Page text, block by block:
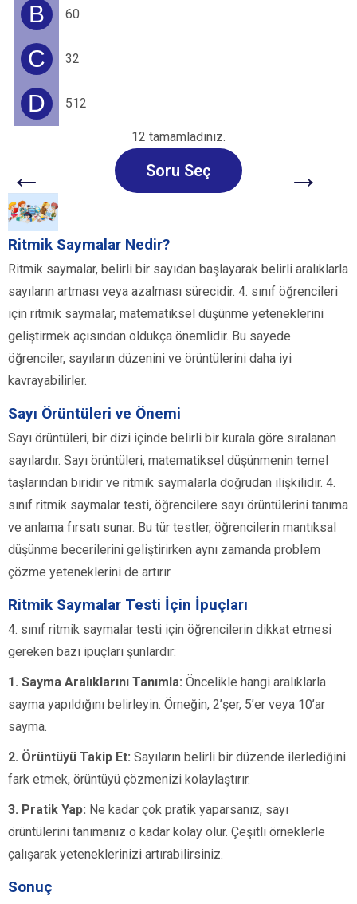
B 60
C 32
D 512
12 tamamladınız.
← Soru Seç →
Ritmik Saymalar Nedir?
Ritmik saymalar, belirli bir sayıdan başlayarak belirli aralıklarla
sayıların artması veya azalması sürecidir. 4. sınıf öğrencileri
için ritmik saymalar, matematiksel düşünme yeteneklerini
geliştirmek açısından oldukça önemlidir. Bu sayede
öğrenciler, sayıların düzenini ve örüntülerini daha iyi
kavrayabilirler.
Sayı Örüntüleri ve Önemi
Sayı örüntüleri, bir dizi içinde belirli bir kurala göre sıralanan
sayılardır. Sayı örüntüleri, matematiksel düşünmenin temel
taşlarından biridir ve ritmik saymalarla doğrudan ilişkilidir. 4.
sınıf ritmik saymalar testi, öğrencilere sayı örüntülerini tanıma
ve anlama fırsatı sunar. Bu tür testler, öğrencilerin mantıksal
düşünme becerilerini geliştirirken aynı zamanda problem
çözme yeteneklerini de artırır.
Ritmik Saymalar Testi İçin İpuçları
4. sınıf ritmik saymalar testi için öğrencilerin dikkat etmesi
gereken bazı ipuçları şunlardır:
1. Sayma Aralıklarını Tanımla: Öncelikle hangi aralıklarla
sayma yapıldığını belirleyin. Örneğin, 2’şer, 5’er veya 10’ar
sayma.
2. Örüntüyü Takip Et: Sayıların belirli bir düzende ilerlediğini
fark etmek, örüntüyü çözmenizi kolaylaştırır.
3. Pratik Yap: Ne kadar çok pratik yaparsanız, sayı
örüntülerini tanımanız o kadar kolay olur. Çeşitli örneklerle
çalışarak yeteneklerinizi artırabilirsiniz.
Sonuç